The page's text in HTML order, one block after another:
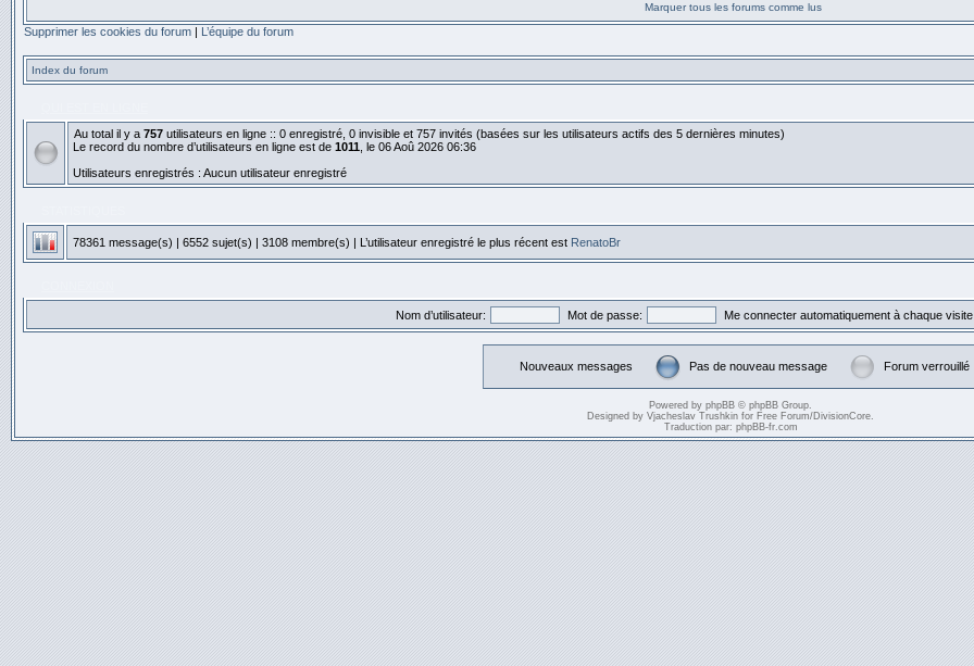
Marquer tous les forums comme lus
Supprimer les cookies du forum | L’équipe du forum
Index du forum
Au total il y a 757 utilisateurs en ligne :: 0 enregistré, 0 invisible et 757 invités (basées sur les utilisateurs actifs des 5 dernières minutes)
Le record du nombre d’utilisateurs en ligne est de 1011 , le 06 Aoû 2026 06:36
Utilisateurs enregistrés : Aucun utilisateur enregistré
78361 message(s) | 6552 sujet(s) | 3108 membre(s) | L’utilisateur enregistré le plus récent est RenatoBr
Nom d’utilisateur: Mot de passe: Me connecter automatiquement à chaque visite
Nouveaux messages Pas de nouveau message Forum verrouillé
Powered by phpBB © phpBB Group.
Designed by Vjacheslav Trushkin for Free Forum/DivisionCore.
Traduction par: phpBB-fr.com